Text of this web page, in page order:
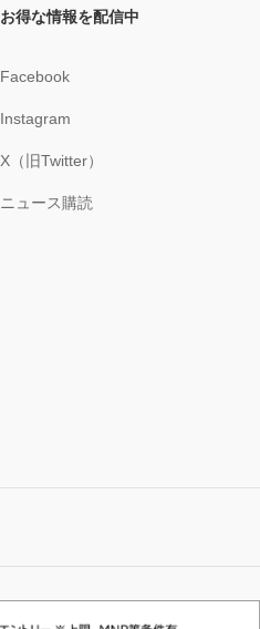
お得な情報を配信中
Facebook
Instagram
X（旧Twitter）
ニュース購読